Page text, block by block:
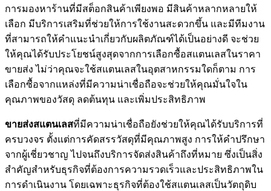
การมองหาร้านที่มีสต็อกสินค้าเพียงพอ มีสินค้าหลากหลายให้
เลือก มีบริการเสริมที่ช่วยให้การใช้งานสะดวกขึ้น และมีทีมงาน
ที่สามารถให้คำแนะนำเกี่ยวกับผลิตภัณฑ์ได้เป็นอย่างดี จะช่วย
ให้คุณได้รับประโยชน์สูงสุดจากการเลือกซื้อสแตนเลสในราคา
ขายส่ง ไม่ว่าคุณจะใช้สแตนเลสในอุตสาหกรรมใดก็ตาม การ
เลือกซื้อจากแหล่งที่มีความน่าเชื่อถือจะช่วยให้คุณมั่นใจใน
คุณภาพของวัสดุ ลดต้นทุน และเพิ่มประสิทธิภาพ
ขายส่งสแตนเลสที่มีความน่าเชื่อถือยังช่วยให้คุณได้รับบริการที่
ครบวงจร ตั้งแต่การคัดสรรวัสดุที่มีคุณภาพสูง การให้คำปรึกษา
จากผู้เชี่ยวชาญ ไปจนถึงบริการจัดส่งสินค้าถึงที่หมาย ซึ่งเป็นสิ่ง
สำคัญสำหรับธุรกิจที่ต้องการความรวดเร็วและประสิทธิภาพใน
การดำเนินงาน โดยเฉพาะธุรกิจที่ต้องใช้สแตนเลสเป็นวัตถุดิบ